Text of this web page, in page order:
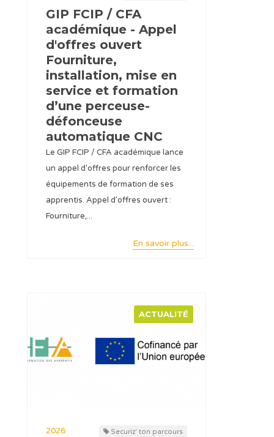
GIP FCIP / CFA
académique - Appel
d'offres ouvert
Fourniture,
installation, mise en
service et formation
d’une perceuse-
défonceuse
automatique CNC
Le GIP FCIP / CFA académique lance
un appel d'offres pour renforcer les
équipements de formation de ses
apprentis. Appel d'offres ouvert :
Fourniture,...
En savoir plus...
ACTUALITÉ
2026 Securiz' ton parcours